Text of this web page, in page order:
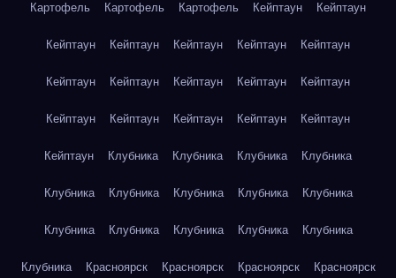
Картофель Картофель Картофель Кейптаун Кейптаун
Кейптаун Кейптаун Кейптаун Кейптаун Кейптаун
Кейптаун Кейптаун Кейптаун Кейптаун Кейптаун
Кейптаун Кейптаун Кейптаун Кейптаун Кейптаун
Кейптаун Клубника Клубника Клубника Клубника
Клубника Клубника Клубника Клубника Клубника
Клубника Клубника Клубника Клубника Клубника
Клубника Красноярск Красноярск Красноярск Красноярск